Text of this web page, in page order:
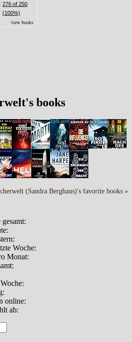
276 of 250
(100%)
view books
books
(Sandra Berghaus)'s favorite books »
Woche:
Monat:
online:
ab: